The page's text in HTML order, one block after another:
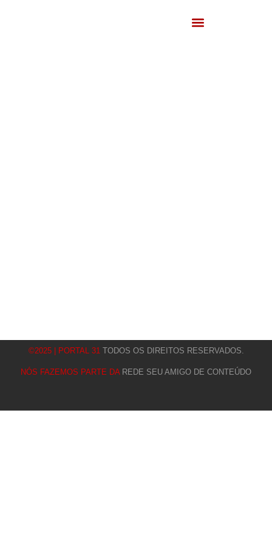
©2025 | PORTAL 31 TODOS OS DIREITOS RESERVADOS.
NÓS FAZEMOS PARTE DA REDE SEU AMIGO DE CONTEÚDO